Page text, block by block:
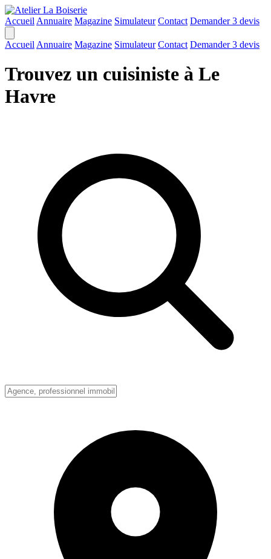
Accueil Annuaire Magazine Simulateur Contact Demander 3 devis
Accueil Annuaire Magazine Simulateur Contact Demander 3 devis
Trouvez un cuisiniste à Le
Havre